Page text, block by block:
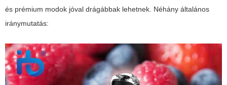
és prémium modok jóval drágábbak lehetnek. Néhány általános
iránymutatás: